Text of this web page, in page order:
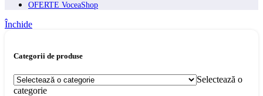
OFERTE VoceaShop
Închide
Categorii de produse
Selectează o
categorie